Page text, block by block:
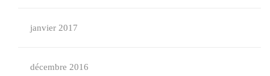
janvier 2017
décembre 2016